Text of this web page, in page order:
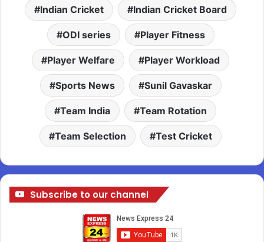
Indian Cricket Indian Cricket Board
ODI series Player Fitness
Player Welfare Player Workload
Sports News Sunil Gavaskar
Team India Team Rotation
Team Selection Test Cricket
Subscribe to our channel